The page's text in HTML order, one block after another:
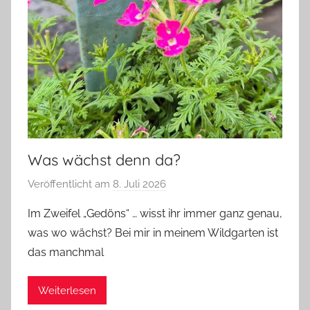
Was wächst denn da?
Veröffentlicht am 8. Juli 2026
n
G
Im Zweifel „Gedöns“ … wisst ihr immer ganz genau,
was wo wächst? Bei mir in meinem Wildgarten ist
das manchmal
Weiterlesen